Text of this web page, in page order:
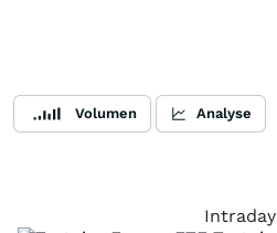
Volumen Analyse
Intraday